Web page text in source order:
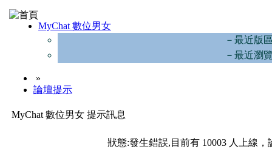
MyChat 數位男女
－最近版
－最近瀏
»
論壇提示
MyChat 數位男女 提示訊息
狀態:發生錯誤,目前有 10003 人上線